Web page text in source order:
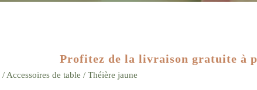
Profitez de la livraison gratuite à
/ Accessoires de table / Théière jaune